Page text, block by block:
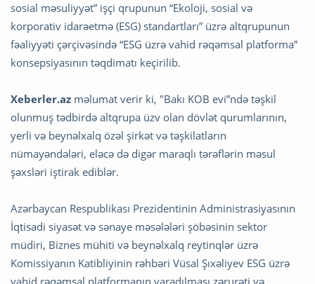
sosial məsuliyyət” işçi qrupunun “Ekoloji, sosial və
korporativ idarəetmə (ESG) standartları” üzrə altqrupunun
fəaliyyəti çərçivəsində “ESG üzrə vahid rəqəmsal platforma”
konsepsiyasının təqdimatı keçirilib.
Xeberler.az məlumat verir ki, "Bakı KOB evi”ndə təşkil
olunmuş tədbirdə altqrupa üzv olan dövlət qurumlarının,
yerli və beynəlxalq özəl şirkət və təşkilatların
nümayəndələri, eləcə də digər maraqlı tərəflərin məsul
şəxsləri iştirak ediblər.
Azərbaycan Respublikası Prezidentinin Administrasiyasının
İqtisadi siyasət və sənaye məsələləri şöbəsinin sektor
müdiri, Biznes mühiti və beynəlxalq reytinqlər üzrə
Komissiyanın Katibliyinin rəhbəri Vüsal Şıxəliyev ESG üzrə